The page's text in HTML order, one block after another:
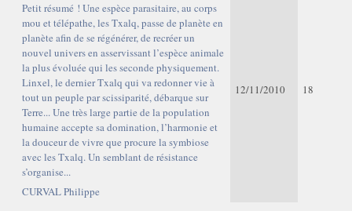
Petit résumé ! Une espèce parasitaire, au corps
mou et télépathe, les Txalq, passe de planète en
planète afin de se régénérer, de recréer un
nouvel univers en asservissant l’espèce animale
la plus évoluée qui les seconde physiquement.
Linxel, le dernier Txalq qui va redonner vie à
tout un peuple par scissiparité, débarque sur
Terre... Une très large partie de la population
humaine accepte sa domination, l’harmonie et
la douceur de vivre que procure la symbiose
avec les Txalq. Un semblant de résistance
s’organise...
CURVAL Philippe
12/11/2010 18